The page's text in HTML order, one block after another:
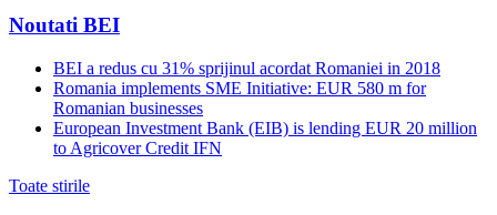
Noutati BEI
BEI a redus cu 31% sprijinul acordat Romaniei in 2018
Romania implements SME Initiative: EUR 580 m for
Romanian businesses
European Investment Bank (EIB) is lending EUR 20 million
to Agricover Credit IFN
Toate stirile